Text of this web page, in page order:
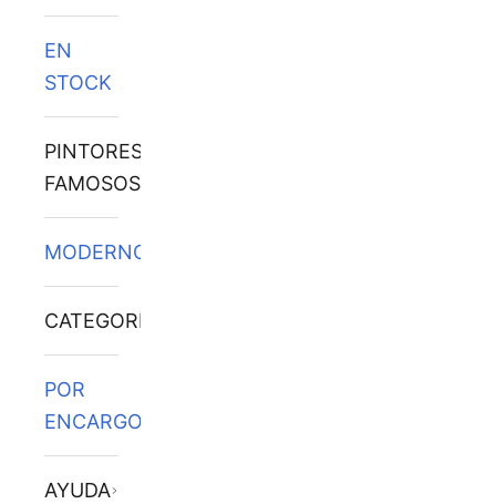
EN
STOCK
PINTORES
FAMOSOS
MODERNOS
CATEGORÍAS
POR
ENCARGO
AYUDA